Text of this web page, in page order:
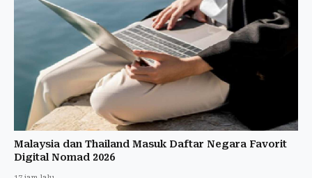
Malaysia dan Thailand Masuk Daftar Negara Favorit
Digital Nomad 2026